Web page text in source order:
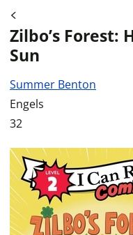
Zilbo’s Forest:
Sun
Summer Benton
Engels
32